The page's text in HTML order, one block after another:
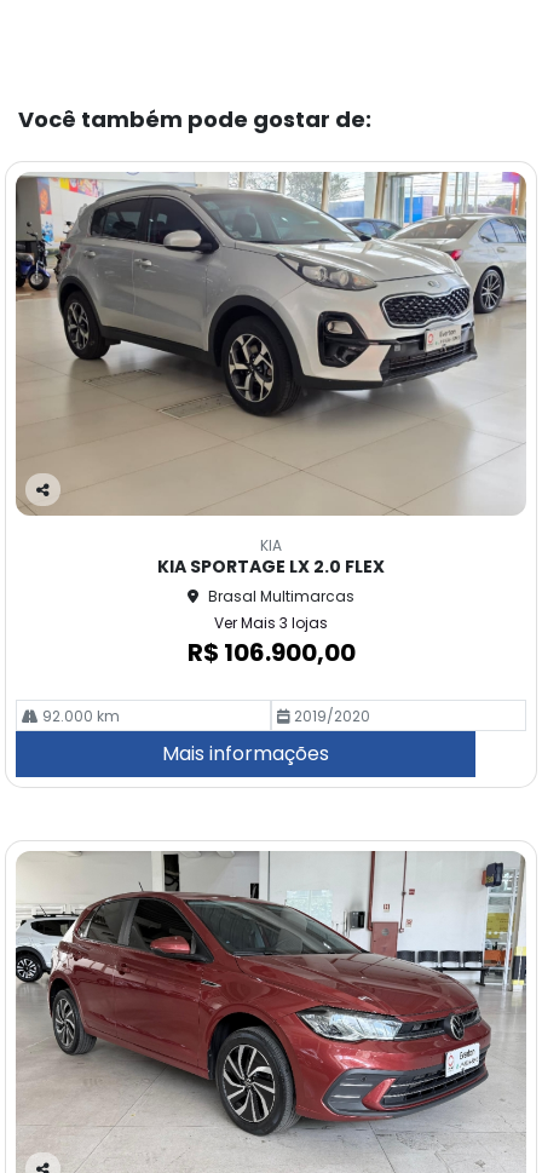
Você também pode gostar de:
Co
KIA
KIA SPORTAGE LX 2.0 FLEX
Brasal Multimarcas
Ver Mais 3 lojas
R$ 106.900,00
92.000 km 2019/2020
Mais informações